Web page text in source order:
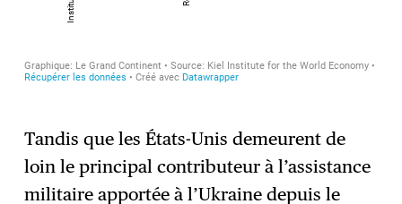
Tandis que les États-Unis demeurent de
loin le principal contributeur à l’assistance
militaire apportée à l’Ukraine depuis le